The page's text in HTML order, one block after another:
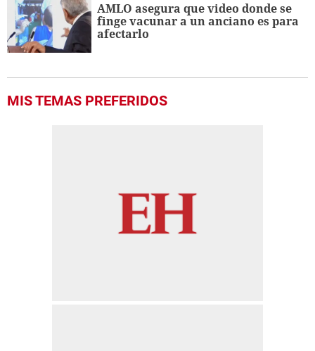
AMLO asegura que video donde se
finge vacunar a un anciano es para
afectarlo
MIS TEMAS PREFERIDOS